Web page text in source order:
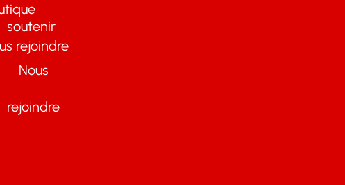
soutenir
Nous
rejoindre
rejoindre